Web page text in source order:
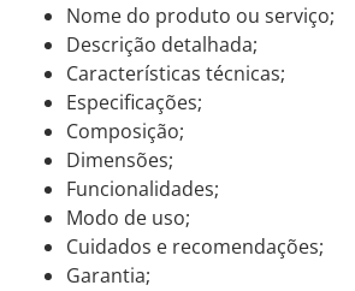
Nome do produto ou serviço;
Descrição detalhada;
Características técnicas;
Especificações;
Composição;
Dimensões;
Funcionalidades;
Modo de uso;
Cuidados e recomendações;
Garantia;